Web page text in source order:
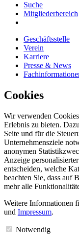
Suche
Mitgliederbereich
Geschäftsstelle
Verein
Karriere
Presse & News
Cookies
Wir verwenden
Erlebnis zu bieten.
Seite und für die
Unternehmensziele
anonymen
Anzeige
entscheiden, welche
beachten Sie, dass auf
mehr alle
Weitere Informationen
und Impressum.
Notwendig